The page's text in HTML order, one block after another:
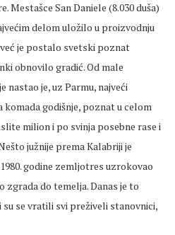
Mestašce San Daniele (8.030 duša)
delom uložilo u proizvodnju
je postalo svetski poznat
obnovilo gradić. Od male
je, uz Parmu, najveći
godišnje, poznat u celom
milion i po svinja posebne rase i
južnije prema Kalabriji je
godine zemljotres uzrokovao
zgrada do temelja. Danas je to
su se vratili svi preživeli stanovnici,